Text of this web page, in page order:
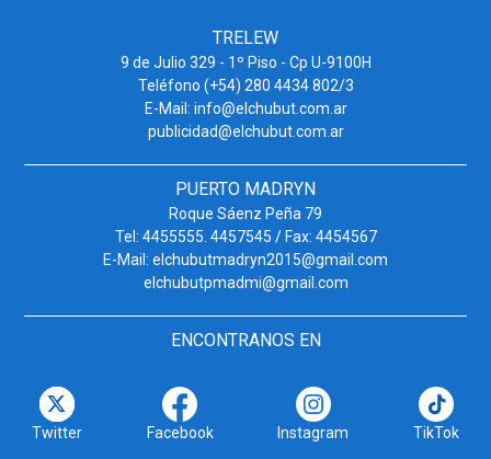
TRELEW
9 de Julio 329 - 1º Piso - Cp U-9100H
Teléfono (+54) 280 4434 802/3
E-Mail: info@elchubut.com.ar
publicidad@elchubut.com.ar
PUERTO MADRYN
Roque Sáenz Peña 79
Tel: 4455555. 4457545 / Fax: 4454567
E-Mail: elchubutmadryn2015@gmail.com
elchubutpmadmi@gmail.com
ENCONTRANOS EN
Twitter Facebook Instagram TikTok